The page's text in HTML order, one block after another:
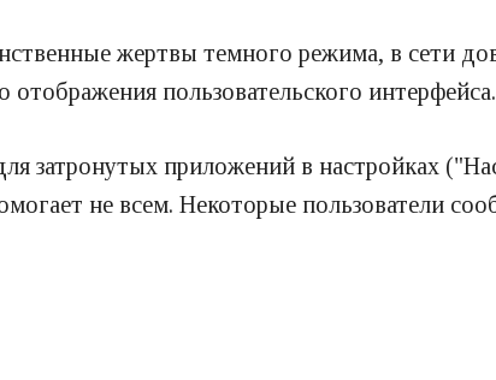
жертвы темного режима, в сети
пользовательского интерфейса.
затронутых приложений в настройках
не всем. Некоторые пользователи